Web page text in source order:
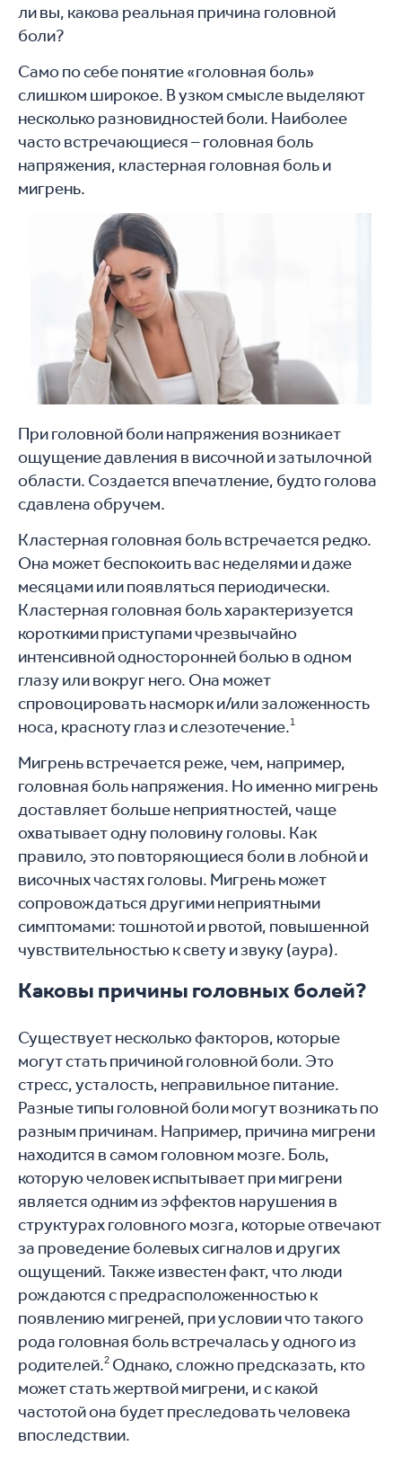
ли вы, какова реальная причина головной
боли?
Само по себе понятие «головная боль»
слишком широкое. В узком смысле выделяют
несколько разновидностей боли. Наиболее
часто встречающиеся – головная боль
напряжения, кластерная головная боль и
мигрень.
При головной боли напряжения возникает
ощущение давления в височной и затылочной
области. Создается впечатление, будто голова
сдавлена обручем.
Кластерная головная боль встречается редко.
Она может беспокоить вас неделями и даже
месяцами или появляться периодически.
Кластерная головная боль характеризуется
короткими приступами чрезвычайно
интенсивной односторонней болью в одном
глазу или вокруг него. Она может
спровоцировать насморк и/или заложенность
носа, красноту глаз и слезотечение.1
Мигрень встречается реже, чем, например,
головная боль напряжения. Но именно мигрень
доставляет больше неприятностей, чаще
охватывает одну половину головы. Как
правило, это повторяющиеся боли в лобной и
височных частях головы. Мигрень может
сопровождаться другими неприятными
симптомами: тошнотой и рвотой, повышенной
чувствительностью к свету и звуку (аура).
Каковы причины головных болей?
Существует несколько факторов, которые
могут стать причиной головной боли. Это
стресс, усталость, неправильное питание.
Разные типы головной боли могут возникать по
разным причинам. Например, причина мигрени
находится в самом головном мозге. Боль,
которую человек испытывает при мигрени
является одним из эффектов нарушения в
структурах головного мозга, которые отвечают
за проведение болевых сигналов и других
ощущений. Также известен факт, что люди
рождаются с предрасположенностью к
появлению мигреней, при условии что такого
рода головная боль встречалась у одного из
родителей.2 Однако, сложно предсказать, кто
может стать жертвой мигрени, и с какой
частотой она будет преследовать человека
впоследствии.